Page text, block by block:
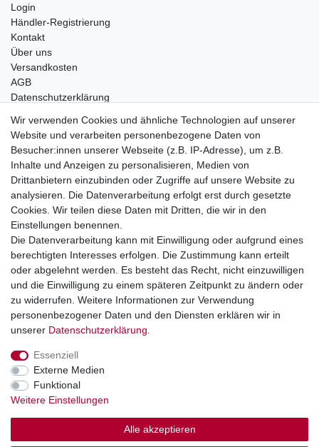
Login
Händler-Registrierung
Kontakt
Über uns
Versandkosten
AGB
Datenschutzerklärung
Telefonische Beratung und Unterstützung für Händler unter:
+49 2851 5895-0
Montag - Donnerstag: 08.00 - 16.30 Uhr
Freitag: 08.00 - 16.00 Uhr
Wir sind ein Großhandel, bitte wenden Sie sich als
Endkunde direkt an Ihren örtlichen Fachhändler. Vielen
Dank!
Widerrufs­recht Impressum Daten­schutz­erklärung
Wir verwenden Cookies und ähnliche Technologien auf unserer
Website und verarbeiten personenbezogene Daten von
Besucher:innen unserer Webseite (z.B. IP-Adresse), um z.B.
Inhalte und Anzeigen zu personalisieren, Medien von
Drittanbietern einzubinden oder Zugriffe auf unsere Website zu
analysieren. Die Datenverarbeitung erfolgt erst durch gesetzte
Cookies. Wir teilen diese Daten mit Dritten, die wir in den
Einstellungen benennen.
Die Datenverarbeitung kann mit Einwilligung oder aufgrund eines
berechtigten Interesses erfolgen. Die Zustimmung kann erteilt
oder abgelehnt werden. Es besteht das Recht, nicht einzuwilligen
und die Einwilligung zu einem späteren Zeitpunkt zu ändern oder
zu widerrufen. Weitere Informationen zur Verwendung
personenbezogener Daten und den Diensten erklären wir in
unserer Daten­schutz­erklärung
Essenziell
Externe Medien
Funktional
Weitere Einstellungen
Alle akzeptieren